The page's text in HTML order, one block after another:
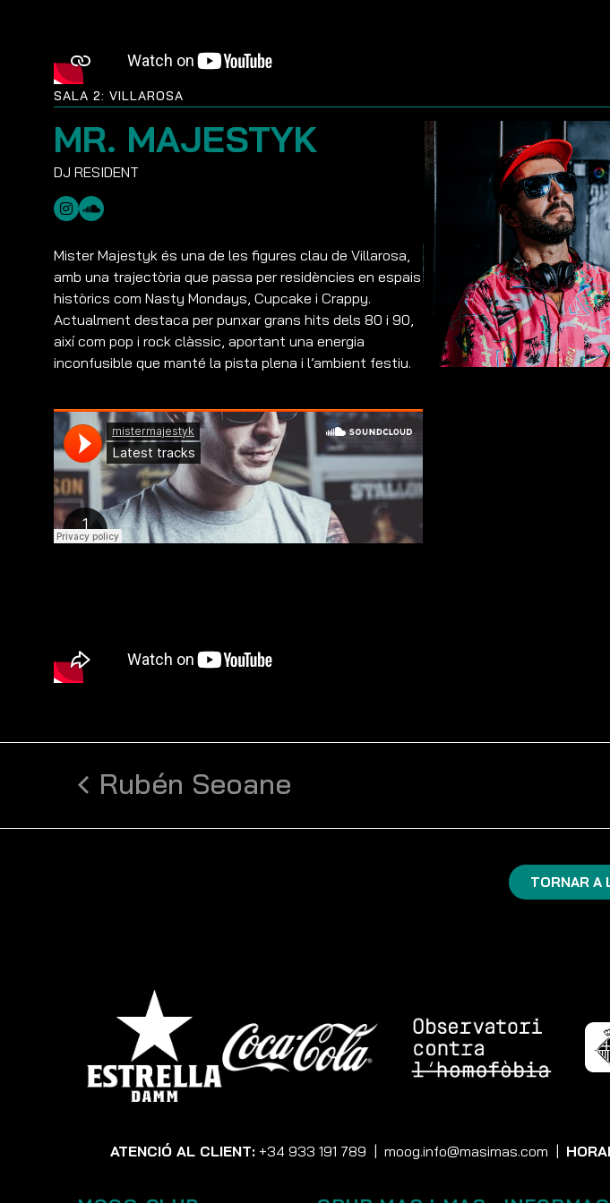
SALA 2: VILLAROSA
MR. MAJESTYK
Mister Majestyk és una de les figures clau de Villarosa,
amb una trajectòria que passa per residències en espais
històrics com Nasty Mondays, Cupcake i Crappy.
Actualment destaca per punxar grans hits dels 80 i 90,
així com pop i rock clàssic, aportant una energia
inconfusible que manté la pista plena i l’ambient festiu.
Rubén Seoane
TORNAR A
ATENCIÓ AL CLIENT: +34 933 191 789 moog.info@masimas.com